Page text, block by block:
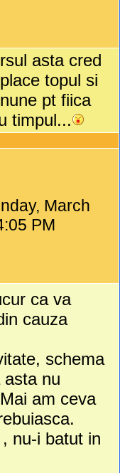
asta cred
topul si
pt fiica
timpul...
March
PM
ca va
cauza
schema
nu
Mai am ceva
nu-i batut in